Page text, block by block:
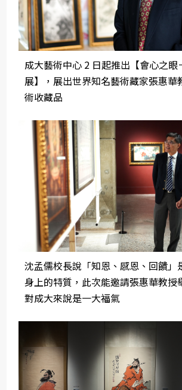
成大藝術中心 2 日起推出【會心之眼
展】，展出世界知名藝術藏家張惠華
術收藏品
沈孟儒校長說「知恩、感恩、回饋」
身上的特質，此次能邀請張惠華教授
對成大來說是一大福氣